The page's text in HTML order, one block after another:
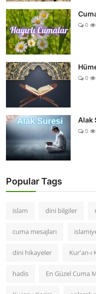
0
0
Alak
0
Popular Tags
islam dini bilgiler
cuma mesajları
dini hikayeler Kur'an-ı
hadis En Güzel Cuma